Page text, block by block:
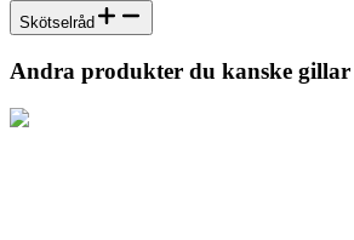
Skötselråd
Andra produkter du kanske gillar